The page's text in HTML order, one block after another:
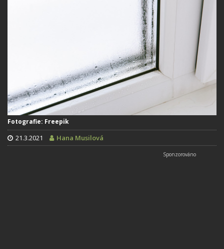
Fotografie: Freepik
21.3.2021 Hana Musilová